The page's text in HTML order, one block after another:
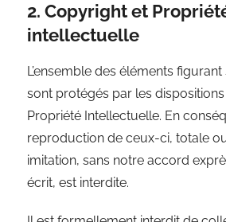
2. Copyright et
intellectuelle
L’ensemble des éléments
sont protégés par les
Propriété Intellectuelle. En
reproduction de ceux-ci, totale
imitation, sans notre accord
écrit, est interdite.